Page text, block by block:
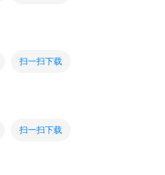
扫一扫下载
扫一扫下载